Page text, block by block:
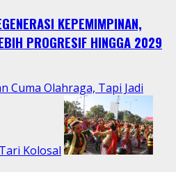
KEPEMIMPINAN,
PROGRESIF HINGGA 2029
Cuma Olahraga, Tapi Jadi
Kolosal